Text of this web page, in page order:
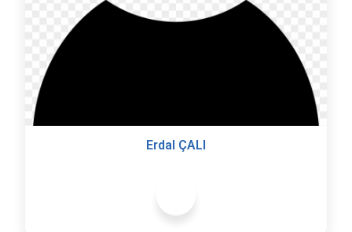
Erdal ÇALI